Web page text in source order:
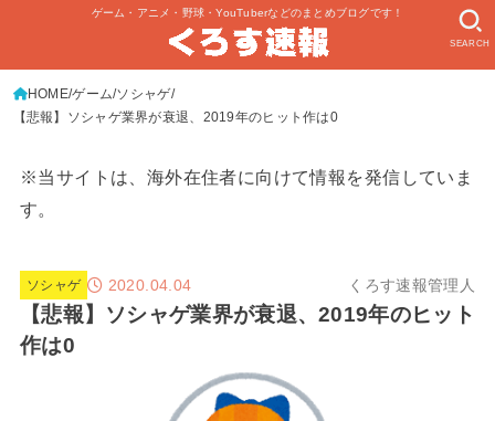
ゲーム・アニメ・野球・YouTuberなどのまとめブログです！
SEARCH
HOME ゲーム ソシャゲ
【悲報】ソシャゲ業界が衰退、2019年のヒット作は0
※当サイトは、海外在住者に向けて情報を発信していま
す。
ソシャゲ 2020.04.04 くろす速報管理人
【悲報】ソシャゲ業界が衰退、2019年のヒット
作は0